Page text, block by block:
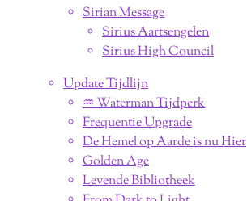
Sirian Message
Sirius Aartsengelen
Sirius High Council
Update Tijdlijn
♒︎ Waterman Tijdperk
Frequentie Upgrade
De Hemel op Aarde is nu Hier
Golden Age
Levende Bibliotheek